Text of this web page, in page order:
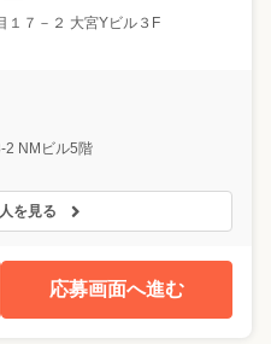
１７－２ 大宮Yビル３F
2 NMビル5階
を見る
応募画面へ進む